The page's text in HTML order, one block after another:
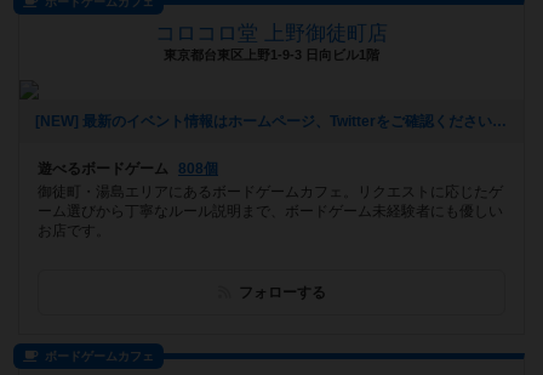
コロコロ堂 上野御徒町店
東京都台東区上野1-9-3 日向ビル1階
[NEW] 最新のイベント情報はホームページ、Twitterをご確認ください！（2023年07月08日 13時24分）
遊べるボードゲーム
808個
御徒町・湯島エリアにあるボードゲームカフェ。リクエストに応じたゲ
ーム選びから丁寧なルール説明まで、ボードゲーム未経験者にも優しい
お店です。
フォローする
ボードゲームカフェ